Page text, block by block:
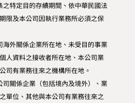
之特定目的存續期間、依中華民國法
限及本公司因執行業務所必須之保
海外關係企業所在地、未受目的事業
人資料之接收者所在地、本公司業
司有業務往來之機構所在地。
司關係企業（包括境內及境外）、業
單位、其他與本公司有業務往來之